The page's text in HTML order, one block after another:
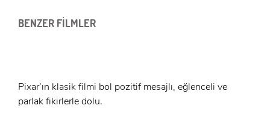
BENZER FİLMLER
Pixar’ın klasik filmi bol pozitif mesajlı, eğlenceli ve
parlak fikirlerle dolu.